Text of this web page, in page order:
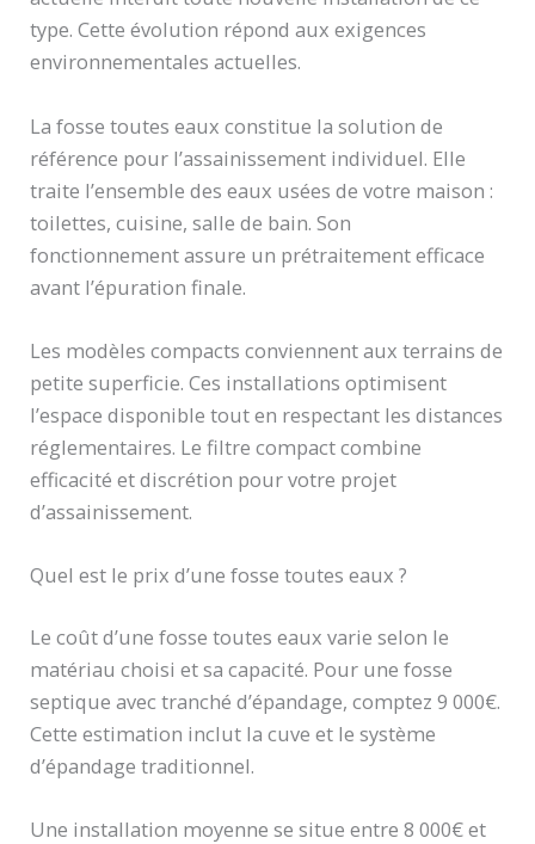
type. Cette évolution répond aux exigences
environnementales actuelles.
La fosse toutes eaux constitue la solution de
référence pour l’assainissement individuel. Elle
traite l’ensemble des eaux usées de votre maison :
toilettes, cuisine, salle de bain. Son
fonctionnement assure un prétraitement efficace
avant l’épuration finale.
Les modèles compacts conviennent aux terrains de
petite superficie. Ces installations optimisent
l’espace disponible tout en respectant les distances
réglementaires. Le filtre compact combine
efficacité et discrétion pour votre projet
d’assainissement.
Quel est le prix d’une fosse toutes eaux ?
Le coût d’une fosse toutes eaux varie selon le
matériau choisi et sa capacité. Pour une fosse
septique avec tranché d’épandage, comptez 9 000€.
Cette estimation inclut la cuve et le système
d’épandage traditionnel.
Une installation moyenne se situe entre 8 000€ et